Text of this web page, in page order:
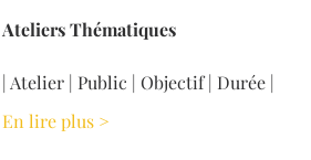
Ateliers Thématiques
| Atelier | Public | Objectif | Durée |
En lire plus >